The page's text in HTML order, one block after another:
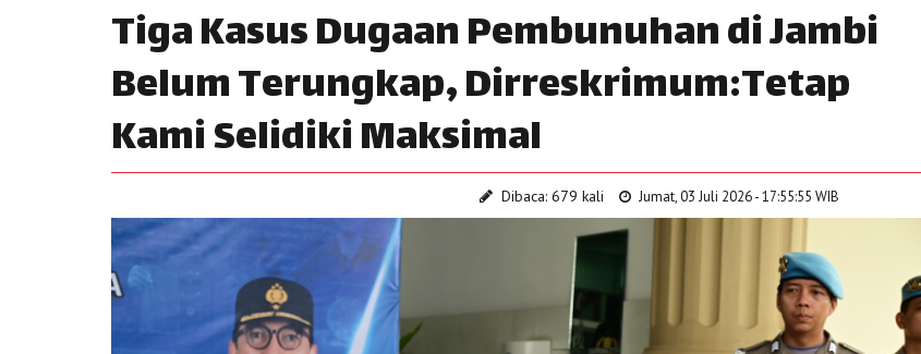
Tiga Kasus Dugaan Pembunuhan di Jambi
Belum Terungkap, Dirreskrimum:Tetap
Kami Selidiki Maksimal
Dibaca: 679 kali Jumat, 03 Juli 2026 - 17:55:55 WIB